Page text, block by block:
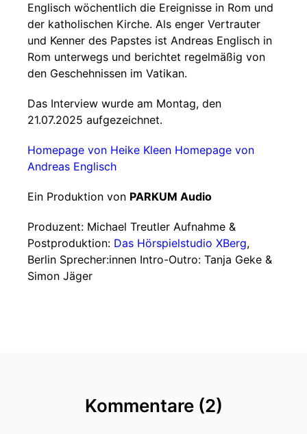
Englisch wöchentlich die Ereignisse in Rom und
der katholischen Kirche. Als enger Vertrauter
und Kenner des Papstes ist Andreas Englisch in
Rom unterwegs und berichtet regelmäßig von
den Geschehnissen im Vatikan.
Das Interview wurde am Montag, den
21.07.2025 aufgezeichnet.
Homepage von Heike Kleen Homepage von
Andreas Englisch
Ein Produktion von PARKUM Audio
Produzent: Michael Treutler Aufnahme &
Postproduktion: Das Hörspielstudio XBerg,
Berlin Sprecher:innen Intro-Outro: Tanja Geke &
Simon Jäger
Kommentare (2)